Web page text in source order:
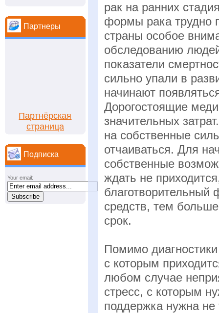
рак на ранних
формы рака трудно
страны особое
обследованию
показатели
сильно упали в
начинают
Дорогостоящие
значительных
на собственные
отчаиваться. Для
собственные
ждать не
средств, тем
срок.
Помимо
с которым
любом случае
стресс, с которым
поддержка нужна не
Партнеры
Партнёрская
страница
Подписка
Your email: